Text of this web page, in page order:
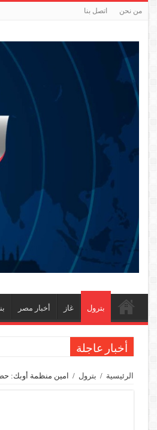
من نحن اتصل بنا
بترول غاز أخبار مصر
أخبار عاجلة
الرئيسية / بترول / امين منظمة أوبك: